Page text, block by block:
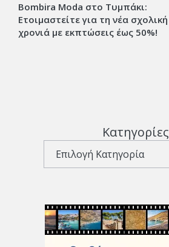
Bombira Moda στο Τυμπάκι:
Ετοιμαστείτε για τη νέα σχολική
χρονιά με εκπτώσεις έως 50%!
Κατηγορίες